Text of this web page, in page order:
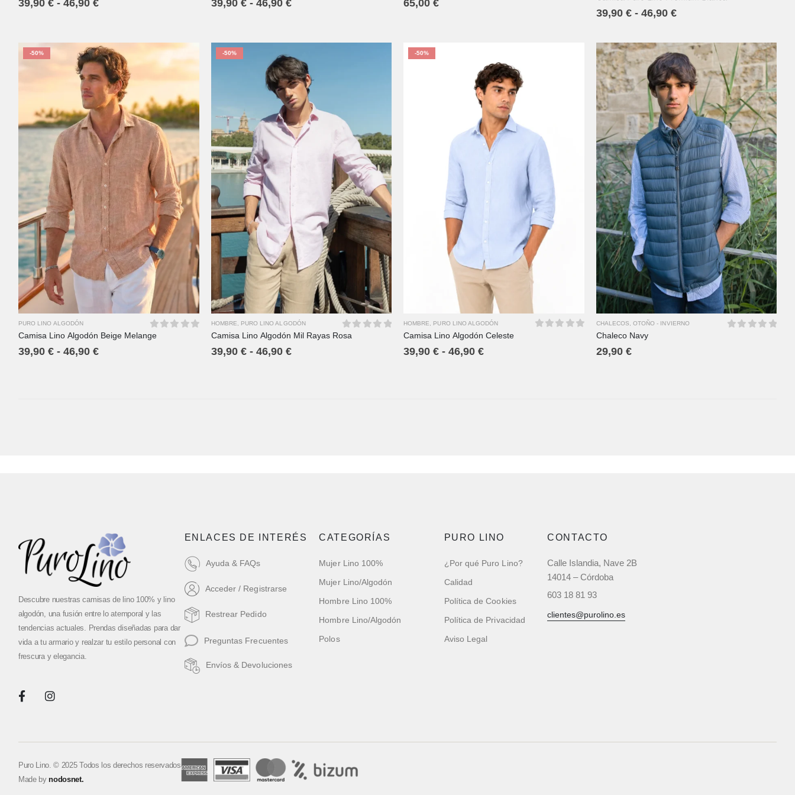
39,90 € - 46,90 € 39,90 € - 46,90 € 65,00 €
39,90 € - 46,90 €
-50%
XS S M
L XL 2XL
3XL 4XL
PURO LINO ALGODÓN
0out of 5
Camisa Lino Algodón Beige Melange
39,90 € - 46,90 €
-50%
XS M
L XL 2XL
3XL 4XL
HOMBRE, PURO LINO ALGODÓN
0out of 5
Camisa Lino Algodón Mil Rayas Rosa
39,90 € - 46,90 €
-50%
XS
L
HOMBRE PURO LINO ALGODÓN
Camisa Lino Algodón Celeste
39,90 € - 46,90 €
S L
XL 2XL 3XL
CHALECOS,OTOÑO - INVIERNO
Chaleco Navy
29,90 €
Descubre nuestras camisas de lino 100% y lino
algodón, una fusión entre lo atemporal y las
tendencias actuales. Prendas diseñadas para dar
vida a tu armario y realzar tu estilo personal con
frescura y elegancia.
ENLACES DE INTERÉS
Ayuda & FAQs
Acceder / Registrarse
Restrear Pedido
Preguntas Frecuentes
Envíos & Devoluciones
CATEGORÍAS
Mujer Lino 100%
Mujer Lino/Algodón
Hombre Lino 100%
Hombre Lino/Algodón
Polos
PURO LINO
¿Por qué Puro Lino?
Calidad
Política de Cookies
Política de Privacidad
Aviso Legal
CONTACTO
Calle Islandia, Nave 2B
14014 – Córdoba
603 18 81 93‬
clientes@purolino.es
Puro Lino. © 2025 Todos los derechos reservados
Made bynodosnet.